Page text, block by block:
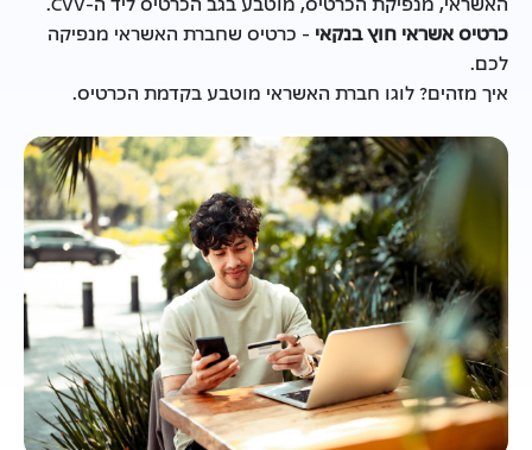
כרטיס אשראי חוץ בנקאי - כרטיס שחברת האשראי מנפיקה
לכם.
איך מזהים? לוגו חברת האשראי מוטבע בקדמת הכרטיס.